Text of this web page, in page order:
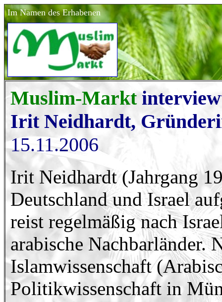
Im Namen des Erhabenen
Muslim-Markt
Irit Neidhardt,
15.11.2006
Irit Neidhardt (Jahrgang
Deutschland und Israel
reist regelmäßig nach
arabische Nachbarländer.
Islamwissenschaft
Politikwissenschaft in